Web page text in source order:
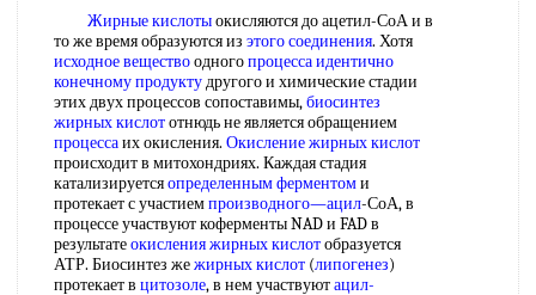
Жирные кислотыокисляются до ацетил-СоА и в
то же время образуются из этого соединения. Хотя
исходное веществоодногопроцессаидентично
конечному продуктудругого и химические стадии
этих двух процессов сопоставимы,биосинтез
жирных кислототнюдь не является обращением
процессаих окисления. Окисление жирных кислот
происходит в митохондриях. Каждая стадия
катализируетсяопределенным ферментоми
протекает с участиемпроизводного—ацил-СоА, в
процессе участвуют коферменты NAD и FAD в
результатеокисления жирных кислотобразуется
АТР. Биосинтез жежирных кислот (липогенез)
протекает в цитозоле, в нем участвуютацил-